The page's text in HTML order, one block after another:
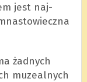
jest naj­
żad­nych
muze­al­nych